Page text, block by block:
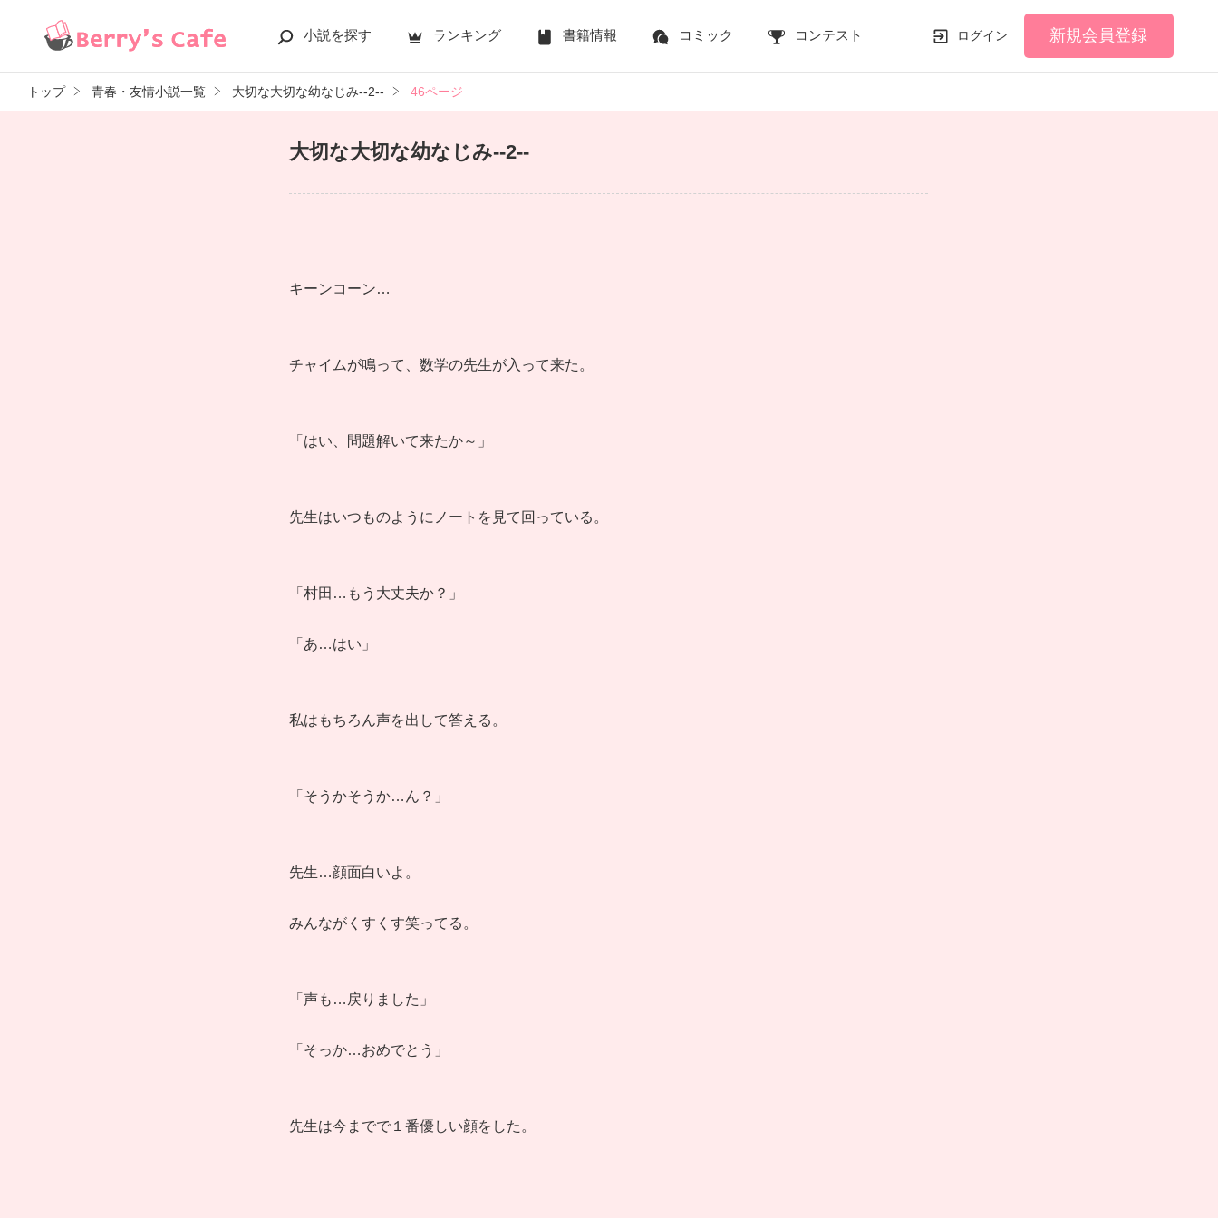
小説を探す ランキング 書籍情報 コミック コンテスト ログイン 新規会員登録
トップ 青春・友情小説一覧 大切な大切な幼なじみ--2-- 46ページ
大切な大切な幼なじみ--2--
キーンコーン…
チャイムが鳴って、数学の先生が入って来た。
「はい、問題解いて来たか～」
先生はいつものようにノートを見て回っている。
「村田…もう大丈夫か？」
「あ…はい」
私はもちろん声を出して答える。
「そうかそうか…ん？」
先生…顔面白いよ。
みんながくすくす笑ってる。
「声も…戻りました」
「そっか…おめでとう」
先生は今までで１番優しい顔をした。